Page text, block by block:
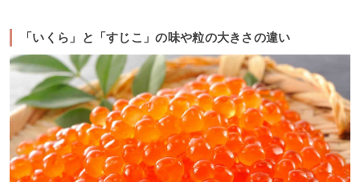
「いくら」と「すじこ」の味や粒の大きさの違い